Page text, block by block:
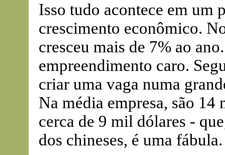
Isso tudo acontece em um
crescimento econômico.
cresceu mais de 7% ao
empreendimento caro.
criar uma vaga numa
Na média empresa, são 14
cerca de 9 mil dólares -
dos chineses, é uma fábula.